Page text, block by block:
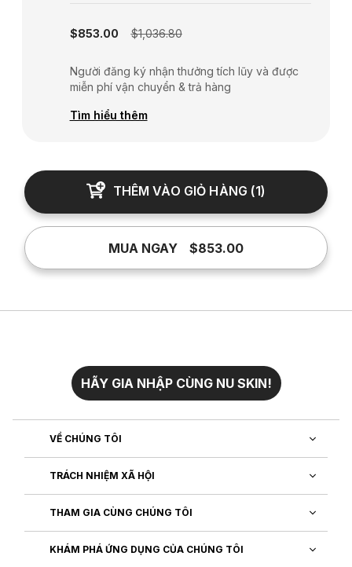
$853.00 $1,036.80
Người đăng ký nhận thưởng tích lũy và được
miễn phí vận chuyển & trả hàng
Tìm hiểu thêm
THÊM VÀO GIỎ HÀNG (1)
MUA NGAY $853.00
HÃY GIA NHẬP CÙNG NU SKIN!
VỀ CHÚNG TÔI
TRÁCH NHIỆM XÃ HỘI
THAM GIA CÙNG CHÚNG TÔI
KHÁM PHÁ ỨNG DỤNG CỦA CHÚNG TÔI